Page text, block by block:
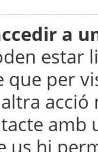
a
estar
que per
acció
hi